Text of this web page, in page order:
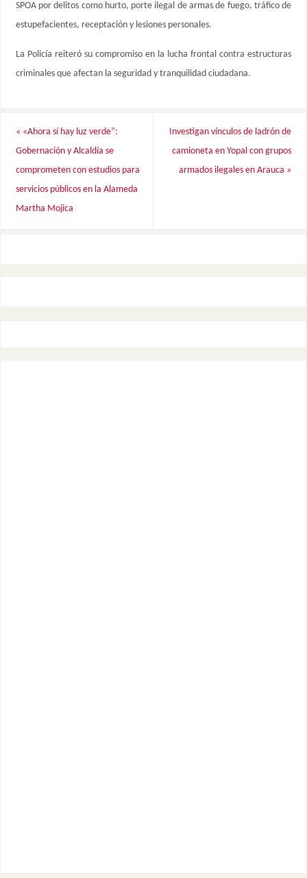
SPOA por delitos como hurto, porte ilegal de armas de fuego, tráfico de
estupefacientes, receptación y lesiones personales.
La Policía reiteró su compromiso en la lucha frontal contra estructuras
criminales que afectan la seguridad y tranquilidad ciudadana.
« «Ahora sí hay luz verde”:
Gobernación y Alcaldía se
comprometen con estudios para
servicios públicos en la Alameda
Martha Mojica
Investigan vínculos de ladrón de
camioneta en Yopal con grupos
armados ilegales en Arauca »